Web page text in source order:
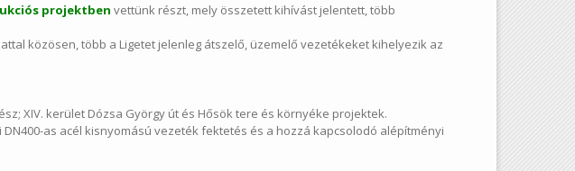
projektben vettünk részt, mely összetett kihívást jelentett, több
közösen, több a Ligetet jelenleg átszelő, üzemelő vezetékeket kihelyezik az
XIV. kerület Dózsa György út és Hősök tere és környéke projektek.
as acél kisnyomású vezeték fektetés és a hozzá kapcsolodó alépítményi